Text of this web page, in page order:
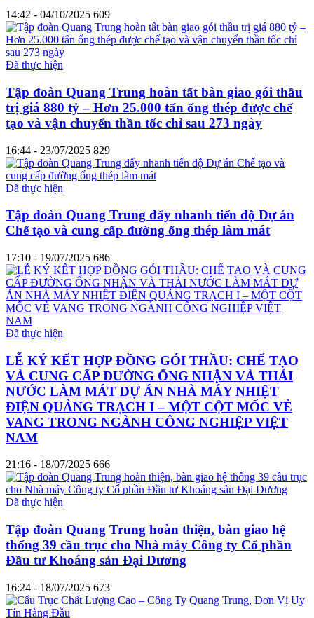
14:42 - 04/10/2025 609
Đã thực hiện
Tập đoàn Quang Trung hoàn tất bàn giao gói thầu
trị giá 880 tỷ – Hơn 25.000 tấn ống thép được chế
tạo và vận chuyển thần tốc chỉ sau 273 ngày
16:44 - 23/07/2025 829
Đã thực hiện
Tập đoàn Quang Trung đẩy nhanh tiến độ Dự án
Chế tạo và cung cấp đường ống thép làm mát
17:10 - 19/07/2025 686
Đã thực hiện
LỄ KÝ KẾT HỢP ĐỒNG GÓI THẦU: CHẾ TẠO
VÀ CUNG CẤP ĐƯỜNG ỐNG NHẬN VÀ THẢI
NƯỚC LÀM MÁT DỰ ÁN NHÀ MÁY NHIỆT
ĐIỆN QUẢNG TRẠCH I – MỘT CỘT MỐC VẺ
VANG TRONG NGÀNH CÔNG NGHIỆP VIỆT
NAM
21:16 - 18/07/2025 666
Đã thực hiện
Tập đoàn Quang Trung hoàn thiện, bàn giao hệ
thống 39 cầu trục cho Nhà máy Công ty Cổ phần
Đầu tư Khoáng sản Đại Dương
16:24 - 18/07/2025 673